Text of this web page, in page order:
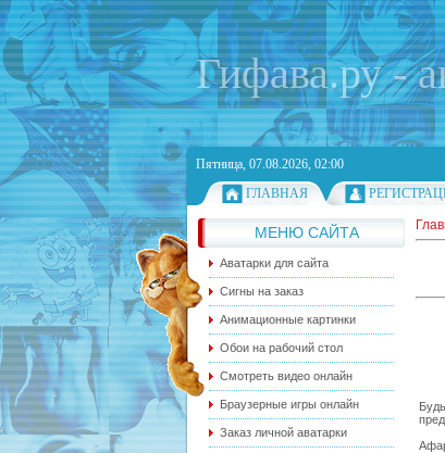
Гифава.ру -
Пятница, 07.08.2026, 02:00
ГЛАВНАЯ
МЕНЮ САЙТА
Аватарки для сайта
Сигны на заказ
Анимационные картинки
Обои на рабочий стол
Смотреть видео онлайн
Браузерные игры онлайн
Заказ личной аватарки